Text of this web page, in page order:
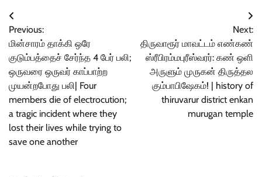
Post
navigation
Previous:
மின்சாரம் தாக்கி ஒரே
குடும்பத்தைச் சேர்ந்த 4 பேர் பலி;
ஒருவரை ஒருவர் காப்பாற்ற
முயன்றபோது பலி| Four
members die of electrocution;
a tragic incident where they
lost their lives while trying to
save one another
Next:
திருவாரூர் மாவட்டம் எண்கண்
ஸ்ரீபிரம்மபுரீஸ்வரர்: கண் ஒளி
அருளும் முருகன் திருத்தல
கும்பாபிஷேகம்! | history of
thiruvarur district enkan
murugan temple